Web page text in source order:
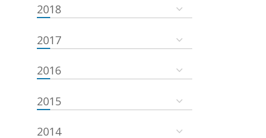
2018
2017
2016
2015
2014